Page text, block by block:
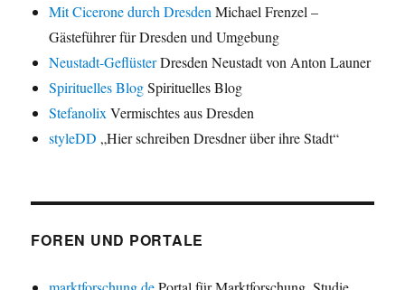
Mit Cicerone durch Dresden Michael Frenzel –
Gästeführer für Dresden und Umgebung
Neustadt-GeflüsterDresden Neustadt von Anton Launer
Spirituelles BlogSpirituelles Blog
Stefanolix Vermischtes aus Dresden
styleDD „Hier schreiben Dresdner über ihre Stadt“
FOREN UND PORTALE